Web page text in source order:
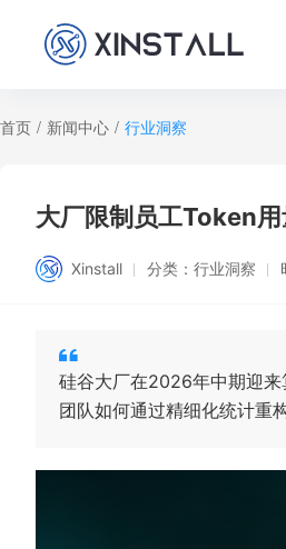
首页 / 新闻中心 / 行业洞察
大厂限制员工Token
Xinstall 分类： 行业洞察
硅谷大厂在2026年中期迎
团队如何通过精细化统计重